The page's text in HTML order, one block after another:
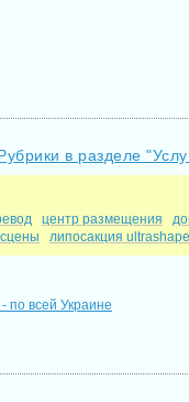
в разделе
центр размещения
липосакция
по всей Украине